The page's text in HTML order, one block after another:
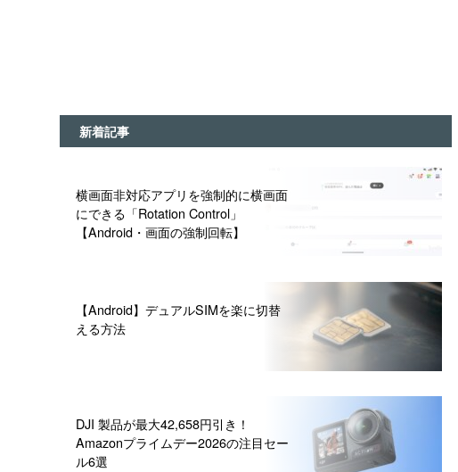
新着記事
横画面非対応アプリを強制的に横画面
にできる「Rotation Control」
【Android・画面の強制回転】
【Android】デュアルSIMを楽に切替
える方法
DJI 製品が最大42,658円引き！
Amazonプライムデー2026の注目セー
ル6選